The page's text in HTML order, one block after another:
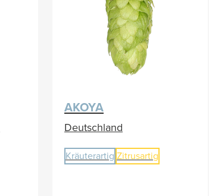
AKOYA
Deutschland
Kräuterartig Zitrusartig